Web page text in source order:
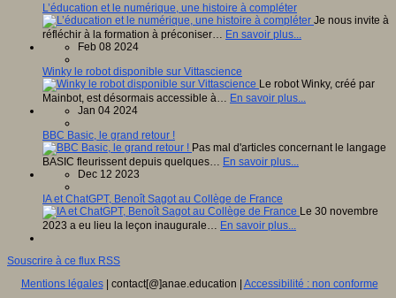
L’éducation et le numérique, une histoire à compléter
Je nous invite à
réfléchir à la formation à préconiser… En savoir plus...
Feb 08 2024
Winky le robot disponible sur Vittascience
Le robot Winky, créé par
Mainbot, est désormais accessible à… En savoir plus...
Jan 04 2024
BBC Basic, le grand retour !
Pas mal d'articles concernant le langage
BASIC fleurissent depuis quelques… En savoir plus...
Dec 12 2023
IA et ChatGPT, Benoît Sagot au Collège de France
Le 30 novembre
2023 a eu lieu la leçon inaugurale… En savoir plus...
Souscrire à ce flux RSS
Mentions légales| contact[@]anae.education | Accessibilité : non conforme